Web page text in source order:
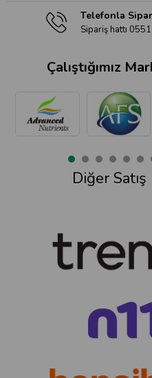
Telefonla
Sipariş hattı
Çalıştığımız
Diğer Satış